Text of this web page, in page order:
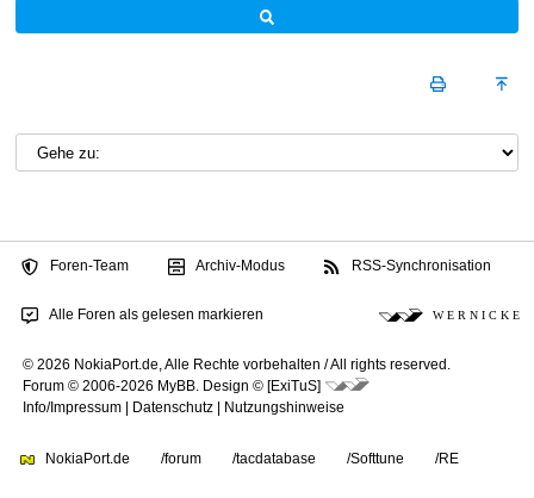
Foren-Team Archiv-Modus RSS-Synchronisation
Alle Foren als gelesen markieren W E R N I C K E
© 2026 NokiaPort.de,Alle Rechte vorbehalten /All rights reserved.
Forum © 2006-2026 MyBB. Design © [ExiTuS]
Info/Impressum
Datenschutz Nutzungshinweise
NokiaPort.de /forum /tacdatabase /Softtune /RE